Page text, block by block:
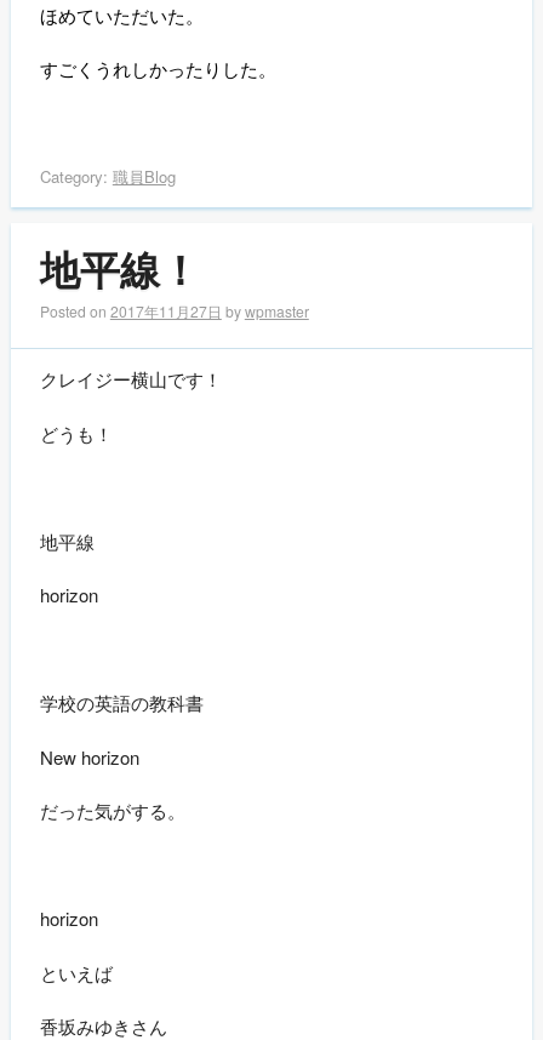
ほめていただいた。
すごくうれしかったりした。
Category: 職員Blog
地平線！
Posted on 2017年11月27日 bywpmaster
クレイジー横山です！
どうも！
地平線
horizon
学校の英語の教科書
New horizon
だった気がする。
horizon
といえば
香坂みゆきさん